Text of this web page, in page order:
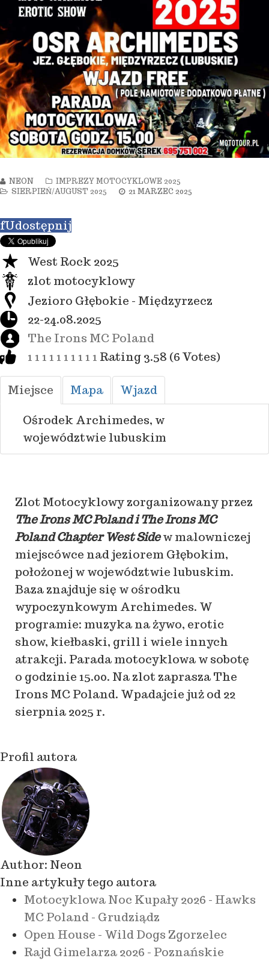
NEON
IMPREZY MOTOCYKLOWE 2025
SIERPIEŃ/AUGUST 2025
21 MARZEC 2025
fUdostępnij
West Rock 2025
zlot motocyklowy
Jezioro Głębokie - Międzyrzecz
22-24.08.2025
The Irons MC Poland
1 1 1 1 1 1 1 1 1 1 Rating 3.58 (6 Votes)
Miejsce Mapa Wjazd
Ośrodek Archimedes, w
województwie lubuskim
Zlot Motocyklowy zorganizowany przez
The Irons MC Poland iThe Irons MC
Poland Chapter West Sidew malowniczej
miejscówce nad jeziorem Głębokim,
położonej w województwie lubuskim.
Baza znajduje się w ośrodku
wypoczynkowym Archimedes. W
programie: muzyka na żywo, erotic
show, kiełbaski, grill i wiele innych
atrakcji. Parada motocyklowa w sobotę
o godzinie 15.00. Na zlot zaprasza The
Irons MC Poland. Wpadajcie już od 22
sierpnia 2025 r.
Profil autora
Author: Neon
Inne artykuły tego autora
Motocyklowa Noc Kupały 2026 - Hawks
MC Poland - Grudziądz
Open House - Wild Dogs Zgorzelec
Rajd Gimelarza 2026 - Poznańskie